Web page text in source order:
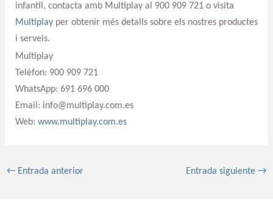
infantil, contacta amb Multiplay al 900 909 721 o visita
Multiplayper obtenir més detalls sobre els nostres productes
i serveis.
Multiplay
Telèfon: 900 909 721
WhatsApp: 691 696 000
Email: info@multiplay.com.es
Web: www.multiplay.com.es
←Entrada anterior Entrada siguiente→